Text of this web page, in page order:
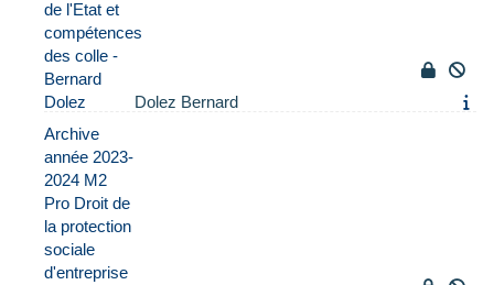
de l'Etat et
compétences
des colle -
Bernard
Dolez
Dolez Bernard
Archive
année 2023-
2024 M2
Pro Droit de
la protection
sociale
d'entreprise